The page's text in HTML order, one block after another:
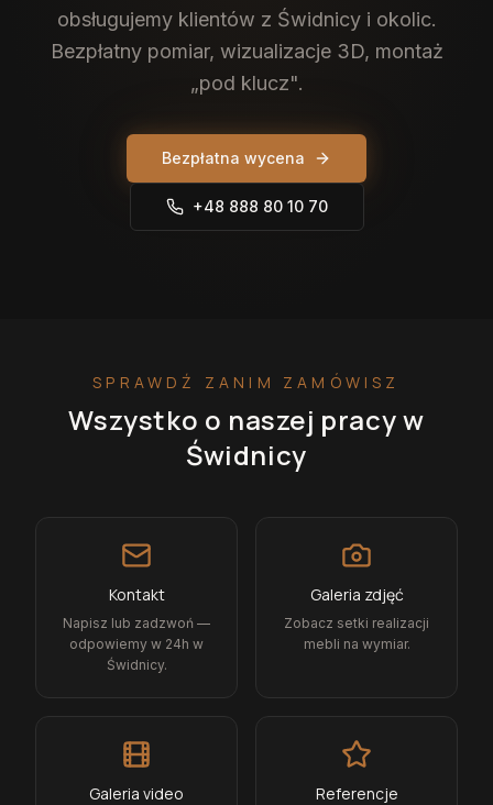
obsługujemy klientów z Świdnicy i okolic.
Bezpłatny pomiar, wizualizacje 3D, montaż
„pod klucz".
Bezpłatna wycena
+48 888 80 10 70
SPRAWDŹ ZANIM ZAMÓWISZ
Wszystko o naszej pracyw
Świdnicy
Kontakt
Napisz lub zadzwoń —
odpowiemy w 24h w
Świdnicy.
Galeria zdjęć
Zobacz setki realizacji
mebli na wymiar.
Galeria video Referencje